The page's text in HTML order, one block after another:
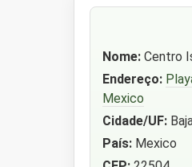
Nome:Centro
Endereço:
Mexico
Cidade/UF:
País:Mexico